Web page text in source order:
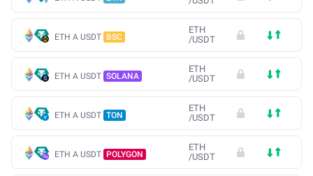
ETH A USDT BSC
ETH
/USDT
ETH A USDT SOLANA
ETH
/USDT
ETH A USDT TON
ETH
/USDT
ETH A USDT POLYGON
ETH
/USDT